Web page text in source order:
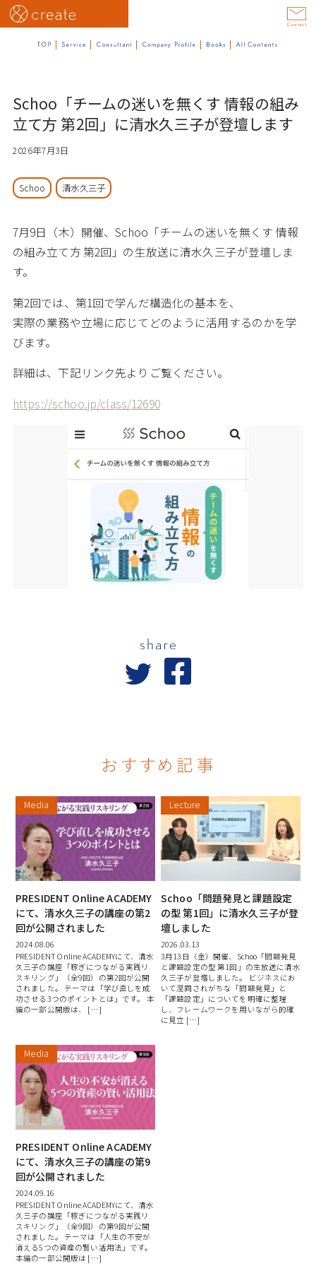
Schoo「チームの迷いを無くす 情報の組み
立て方 第2回」に清水久三子が登壇します
2026年7月3日
Schoo 清水久三子
7月9日（木）開催、Schoo「チームの迷いを無くす 情報
の組み立て方 第2回」の生放送に清水久三子が登壇しま
す。
第2回では、第1回で学んだ構造化の基本を、
実際の業務や立場に応じてどのように活用するのかを学
びます。
詳細は、下記リンク先よりご覧ください。
https://schoo.jp/class/12690
Media
PRESIDENT Online ACADEMY
にて、清水久三子の講座の第2
回が公開されました
2024.08.06
PRESIDENT Online ACADEMYにて、清水
久三子の講座「稼ぎにつながる実践リ
スキリング」（全9回）の第2回が公開
されました。 テーマは「学び直しを成
功させる3つのポイントとは」です。 本
編の一部公開版は、 […]
Lecture
Schoo「問題発見と課題設定
の型 第1回」に清水久三子が登
壇しました
2026.03.13
3月13日（金）開催、Schoo「問題発見
と課題設定の型 第1回」の生放送に清水
久三子が登壇しました。 ビジネスにお
いて混同されがちな「問題発見」と
「課題設定」についてを明確に整理
し、フレームワークを用いながら的確
に見立 […]
Media
PRESIDENT Online ACADEMY
にて、清水久三子の講座の第9
回が公開されました
2024.09.16
PRESIDENT Online ACADEMYにて、清水
久三子の講座「稼ぎにつながる実践リ
スキリング」（全9回）の第9回が公開
されました。 テーマは「人生の不安が
消える5つの資産の賢い活用法」です。
本編の一部公開版は […]